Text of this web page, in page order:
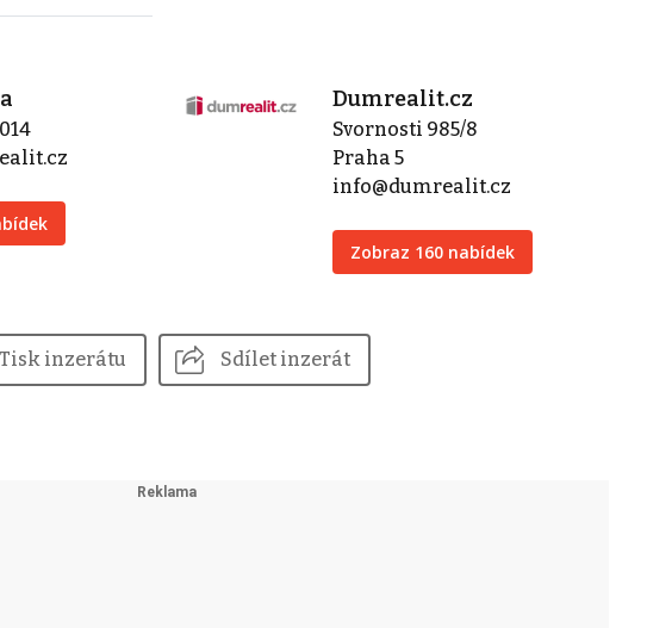
Dumrealit.cz
Svornosti 985/8
Praha 5
info@dumrealit.cz
Zobraz 160 nabídek
Tisk inzerátu Sdílet inzerát